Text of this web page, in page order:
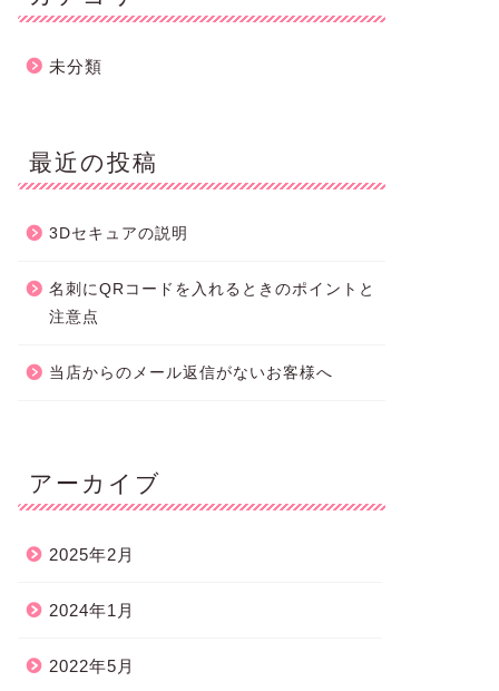
未分類
最近の投稿
3Dセキュアの説明
名刺にQRコードを入れるときのポイントと
注意点
当店からのメール返信がないお客様へ
アーカイブ
2025年2月
2024年1月
2022年5月